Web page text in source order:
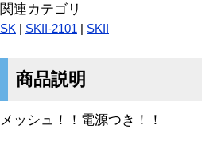
関連カテゴリ
SK SKII-2101 SKII
商品説明
メッシュ！！電源つき！！